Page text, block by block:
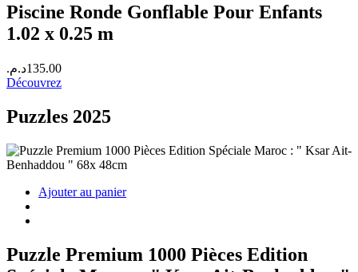
Piscine Ronde Gonflable Pour Enfants
1.02 x 0.25 m
135.00د.م.
Découvrez
Puzzles 2025
Ajouter au panier
Puzzle Premium 1000 Pièces Edition